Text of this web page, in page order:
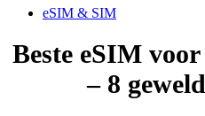
eSIM & SIM
Beste eSIM
– 8